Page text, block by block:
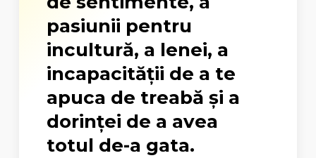
pasiunii pentru
incultură, a lenei, a
incapacităţii de a te
apuca de treabă şi a
dorinţei de a avea
totul de-a gata.